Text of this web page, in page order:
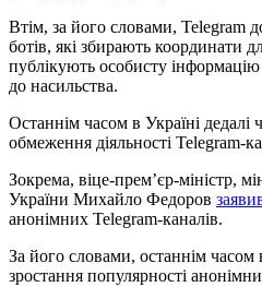
Втім, за його словами, Telegram
ботів, які збирають координати
публікують особисту
до насильства.
Останнім часом в Україні дедалі
обмеження діяльності Telegram-
Зокрема, віце-прем’єр-міністр,
України Михайло Федоров
анонімних Telegram-каналів.
За його словами, останнім часом
зростання популярності